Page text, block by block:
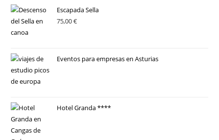
Escapada Sella
75,00€
Eventos para empresas en Asturias
Hotel Granda ****